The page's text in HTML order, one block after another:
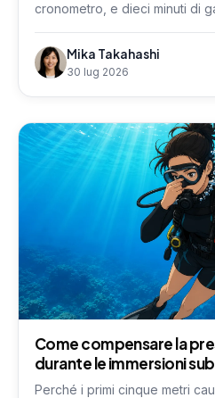
cronometro, e dieci minuti di
Mika Takahashi
30 lug 2026
Come compensare la
durante le immersioni
volte non funziona)
Perché i primi cinque metri